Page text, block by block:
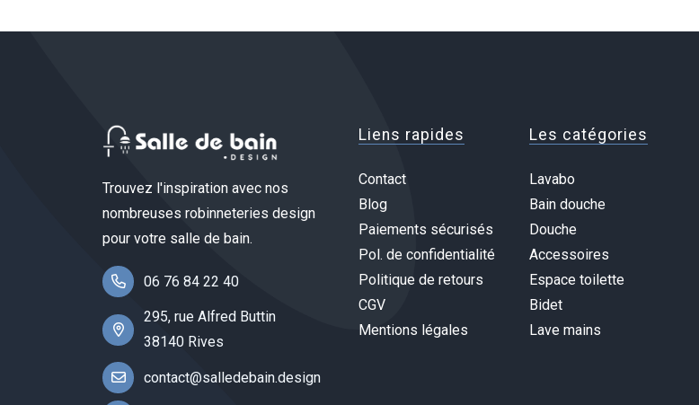
Trouvez l'inspiration avec nos
nombreuses robinneteries design
pour votre salle de bain.
06 76 84 22 40
295, rue Alfred Buttin
38140 Rives
contact@salledebain.design
Liens rapides
Contact
Blog
Paiements sécurisés
Pol. de confidentialité
Politique de retours
CGV
Mentions légales
Les catégories
Lavabo
Bain douche
Douche
Accessoires
Espace toilette
Bidet
Lave mains